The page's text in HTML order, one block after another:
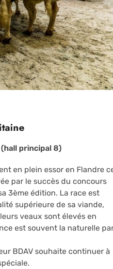
principal 8)
en plein essor en Flandre
par le succès du concours
3ème édition. La race est
supérieure de sa viande,
veaux sont élevés en
est souvent la naturelle
BDAV souhaite continuer à